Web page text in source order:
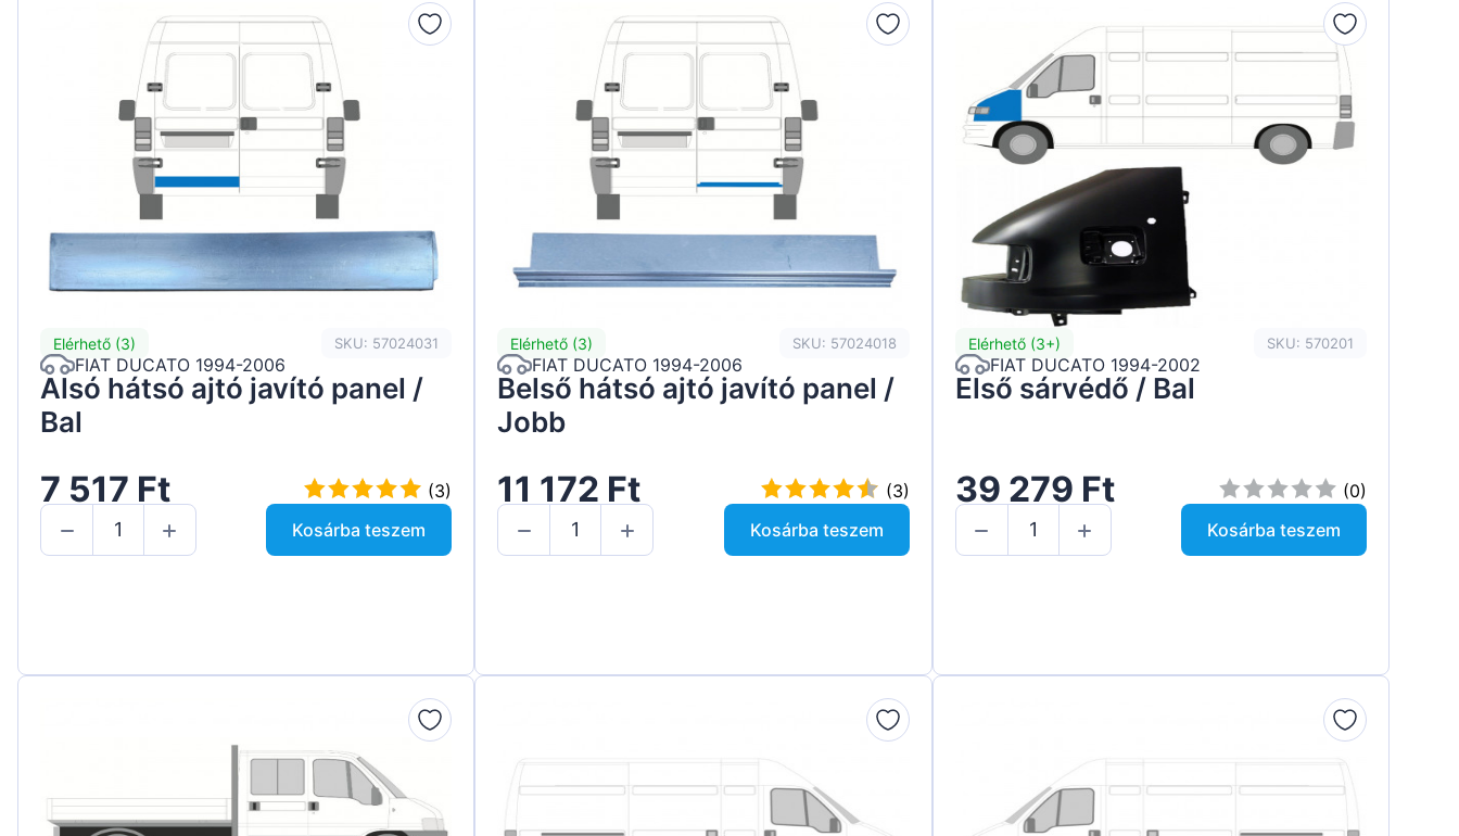
Peugeot
Renault
Seat
Skoda
Suzuki
Tesla
Toyota
Elérhető (3) SKU: 57024031
FIAT DUCATO 1994-2006
Alsó hátsó ajtó javító panel /
Bal
7 517 Ft
(3)
Kosárba teszem
Elérhető (3) SKU: 57024018
FIAT DUCATO 1994-2006
Belső hátsó ajtó javító panel /
Jobb
11 172 Ft
(3)
Kosárba teszem
Elérhető (3+) SKU: 570201
FIAT DUCATO 1994-2002
Első sárvédő / Bal
39 279 Ft
(0)
Kosárba teszem